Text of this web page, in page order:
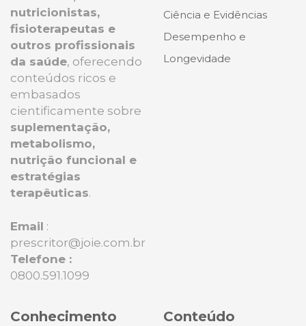
nutricionistas,
fisioterapeutas e
outros profissionais
da saúde, oferecendo
conteúdos ricos e
embasados
cientificamente sobre
suplementação,
metabolismo,
nutrição funcional e
estratégias
terapêuticas.
Email :
prescritor@joie.com.br
Telefone :
0800.591.1099
Ciência e Evidências
Desempenho e
Longevidade
Conhecimento Conteúdo